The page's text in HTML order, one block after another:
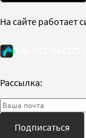
На сайте работает
Рассылка:
Подписаться